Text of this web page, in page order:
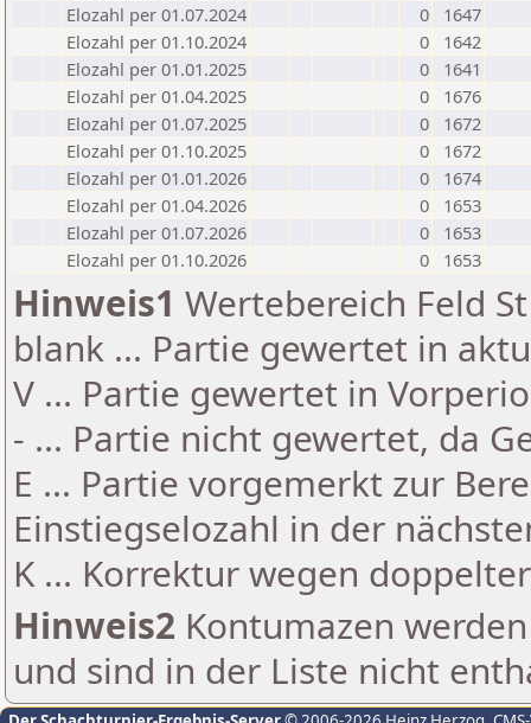
Elozahl per 01.07.2024
0
1647
Elozahl per 01.10.2024
0
1642
Elozahl per 01.01.2025
0
1641
Elozahl per 01.04.2025
0
1676
Elozahl per 01.07.2025
0
1672
Elozahl per 01.10.2025
0
1672
Elozahl per 01.01.2026
0
1674
Elozahl per 01.04.2026
0
1653
Elozahl per 01.07.2026
0
1653
Elozahl per 01.10.2026
0 1653
Hinweis1 Wertebereich Feld
blank ... Partie gewertet in
V ... Partie gewertet in
- ... Partie nicht gewertet, da
E ... Partie vorgemerkt zur
Einstiegselozahl in der
K ... Korrektur wegen
Hinweis2 Kontumazen
und sind in der Liste nicht